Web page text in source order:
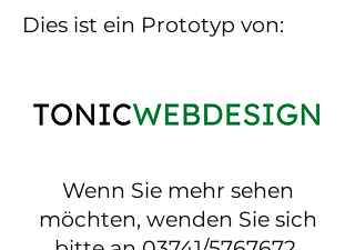
Dies ist ein Prototyp von:
Wenn Sie mehr sehen
möchten, wenden Sie sich